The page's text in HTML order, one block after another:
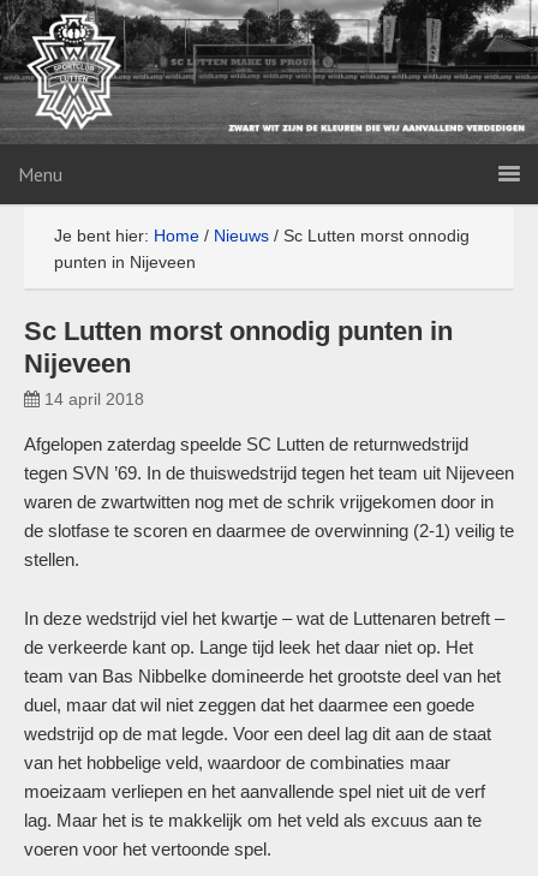
Menu
Je bent hier: Home / Nieuws / Sc Lutten morst onnodig
punten in Nijeveen
Sc Lutten morst onnodig punten in
Nijeveen
14 april 2018
Afgelopen zaterdag speelde SC Lutten de returnwedstrijd
tegen SVN ’69. In de thuiswedstrijd tegen het team uit Nijeveen
waren de zwartwitten nog met de schrik vrijgekomen door in
de slotfase te scoren en daarmee de overwinning (2-1) veilig te
stellen.
In deze wedstrijd viel het kwartje – wat de Luttenaren betreft –
de verkeerde kant op. Lange tijd leek het daar niet op. Het
team van Bas Nibbelke domineerde het grootste deel van het
duel, maar dat wil niet zeggen dat het daarmee een goede
wedstrijd op de mat legde. Voor een deel lag dit aan de staat
van het hobbelige veld, waardoor de combinaties maar
moeizaam verliepen en het aanvallende spel niet uit de verf
lag. Maar het is te makkelijk om het veld als excuus aan te
voeren voor het vertoonde spel.